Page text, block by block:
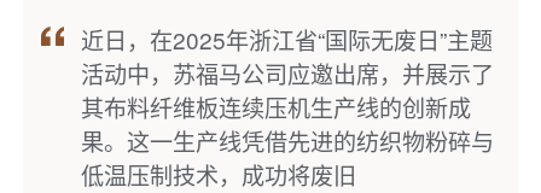
近日，在2025年浙江省“国际无废日”主题
活动中，苏福马公司应邀出席，并展示了
其布料纤维板连续压机生产线的创新成
果。这一生产线凭借先进的纺织物粉碎与
低温压制技术，成功将废旧